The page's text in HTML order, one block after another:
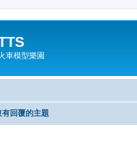
車模型樂園
有回覆的主題